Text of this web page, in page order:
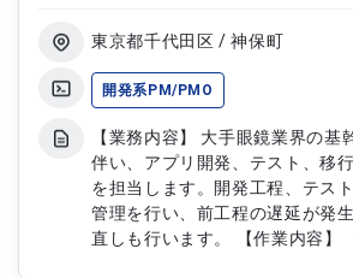
ーとの調整および報告対応
東京都千代田区 / 神保町
開発系PM/PMO
【業務内容】 大手眼鏡業界の基
伴い、アプリ開発、テスト、移
を担当します。開発工程、テス
管理を行い、前工程の遅延が発
直しも行います。 【作業内容】 ・アプリ開発工程